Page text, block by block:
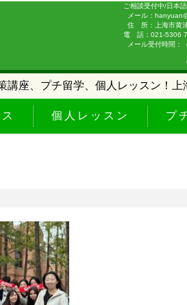
ご相談受付中/日本
メール：
住 所：上海市黄
電 話：021-5306
メール受付時間：
（土日）
講座、プチ留学、個人レッスン！上
個人レッスン プ